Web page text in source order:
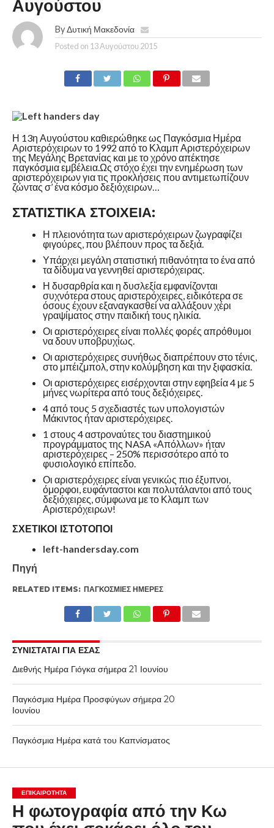
Αυγούστου
By Δυτική Μακεδονία
Posted on 13 Αυγούστου 2015
Η 13η Αυγούστου καθιερώθηκε ως Παγκόσμια Ημέρα
Αριστερόχειρων το 1992 από το Κλαμπ Αριστερόχειρων
της Μεγάλης Βρετανίας και με το χρόνο απέκτησε
παγκόσμια εμβέλεια.Ως στόχο έχει την ενημέρωση των
αριστερόχειρων για τις προκλήσεις που αντιμετωπίζουν
ζώντας σ’ ένα κόσμο δεξιόχειρων…
ΣΤΑΤΙΣΤΙΚΆ ΣΤΟΙΧΕΊΑ:
Η πλειονότητα των αριστερόχειρων ζωγραφίζει
φιγούρες, που βλέπουν προς τα δεξιά.
Υπάρχει μεγάλη στατιστική πιθανότητα το ένα από
τα δίδυμα να γεννηθεί αριστερόχειρας.
Η δυσαρθρία και η δυσλεξία εμφανίζονται
συχνότερα στους αριστερόχειρες, ειδικότερα σε
όσους έχουν εξαναγκασθεί να αλλάξουν χέρι
γραψίματος στην παιδική τους ηλικία.
Οι αριστερόχειρες είναι πολλές φορές απρόθυμοι
να δουν υποβρυχίως.
Οι αριστερόχειρες συνήθως διαπρέπουν στο τένις,
στο μπέιζμπολ, στην κολύμβηση και την ξιφασκία.
Οι αριστερόχειρες εισέρχονται στην εφηβεία 4 με 5
μήνες νωρίτερα από τους δεξιόχειρες.
4 από τους 5 σχεδιαστές των υπολογιστών
Μάκιντος ήταν αριστερόχειρες.
1 στους 4 αστροναύτες του διαστημικού
προγράμματος της NASA «Απόλλων» ήταν
αριστερόχειρες – 250% περισσότερο από το
φυσιολογικό επίπεδο.
Οι αριστερόχειρες είναι γενικώς πιο έξυπνοι,
όμορφοι, ευφάνταστοι και πολυτάλαντοι από τους
δεξιόχειρες, σύμφωνα με το Κλαμπ των
Αριστερόχειρων!
ΣΧΕΤΙΚΟΙ ΙΣΤΟΤΟΠΟΙ
left-handersday.com
Πηγή
RELATED ITEMS: ΠΑΓΚΌΣΜΙΕΣ ΗΜΈΡΕΣ
ΣΥΝΙΣΤΑΤΑΙ ΓΙΑ ΕΣΑΣ
Διεθνής Ημέρα Γιόγκα σήμερα 21 Ιουνίου
Παγκόσμια Ημέρα Προσφύγων σήμερα 20
Ιουνίου
Παγκόσμια Ημέρα κατά του Καπνίσματος
ΕΠΙΚΑΙΡΟΤΗΤΑ
Η φωτογραφία από την Κω